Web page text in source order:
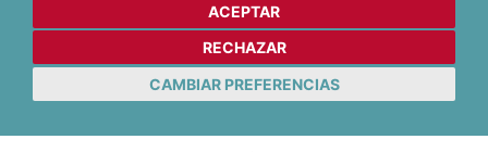
ACEPTAR
RECHAZAR
CAMBIAR PREFERENCIAS